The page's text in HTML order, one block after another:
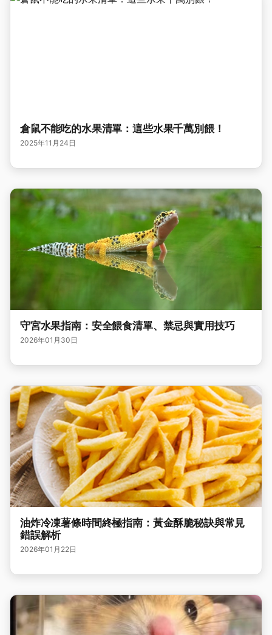
倉鼠不能吃的水果清單：這些水果千萬別餵！
2025年11月24日
守宮水果指南：安全餵食清單、禁忌與實用技巧
2026年01月30日
油炸冷凍薯條時間終極指南：黃金酥脆秘訣與常見
錯誤解析
2026年01月22日